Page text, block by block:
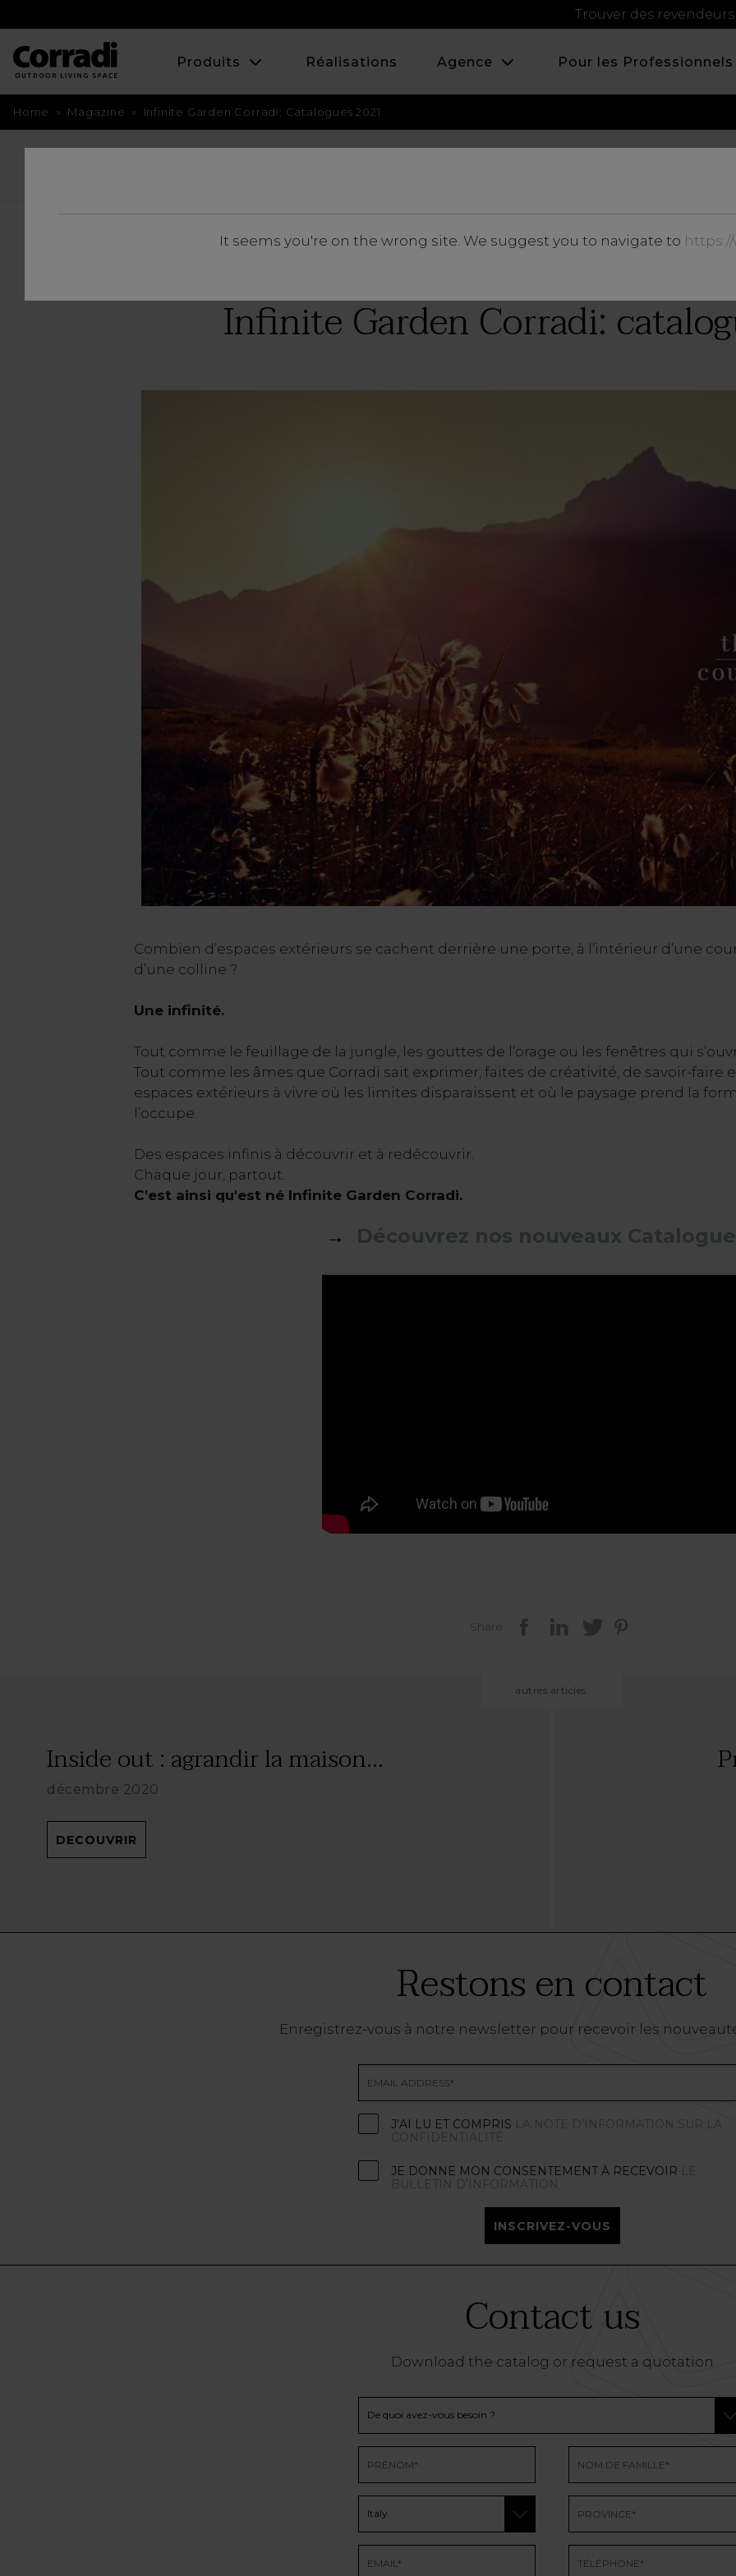
It seems you're on the wrong site. We suggest you to navigate to
Trouver des revendeurs
Produits Réalisations Agence Pour les Professionnels
Home » Magazine » Infinite Garden Corradi: Catalogues 2021
Infinite Garden Corradi:
Combien d’espaces extérieurs se cachent derrière une porte, à l’intérieur d’une
d’une colline ?
Une infinité.
Tout comme le feuillage de la jungle, les gouttes de l’orage ou les fenêtres qui
Tout comme les âmes que Corradi sait exprimer, faites de créativité, de savoir-faire
espaces extérieurs à vivre où les limites disparaissent et où le paysage prend la
l’occupe.
Des espaces infinis à découvrir et à redécouvrir.
Chaque jour, partout.
C'est ainsi qu'est né Infinite Garden Corradi.
→ Découvrez nos nouveaux
Share
autres articles:
Inside out : agrandir la maison...
décembre 2020
DECOUVRIR
Restons en contact
Enregistrez-vous à notre newsletter pour recevoir les
J’AI LU ET COMPRIS LA NOTE D’INFORMATION SUR LA
CONFIDENTIALITÉ
JE DONNE MON CONSENTEMENT À RECEVOIR LE
BULLETIN D'INFORMATION
INSCRIVEZ-VOUS
Contact us
Download the catalog or request a quotation